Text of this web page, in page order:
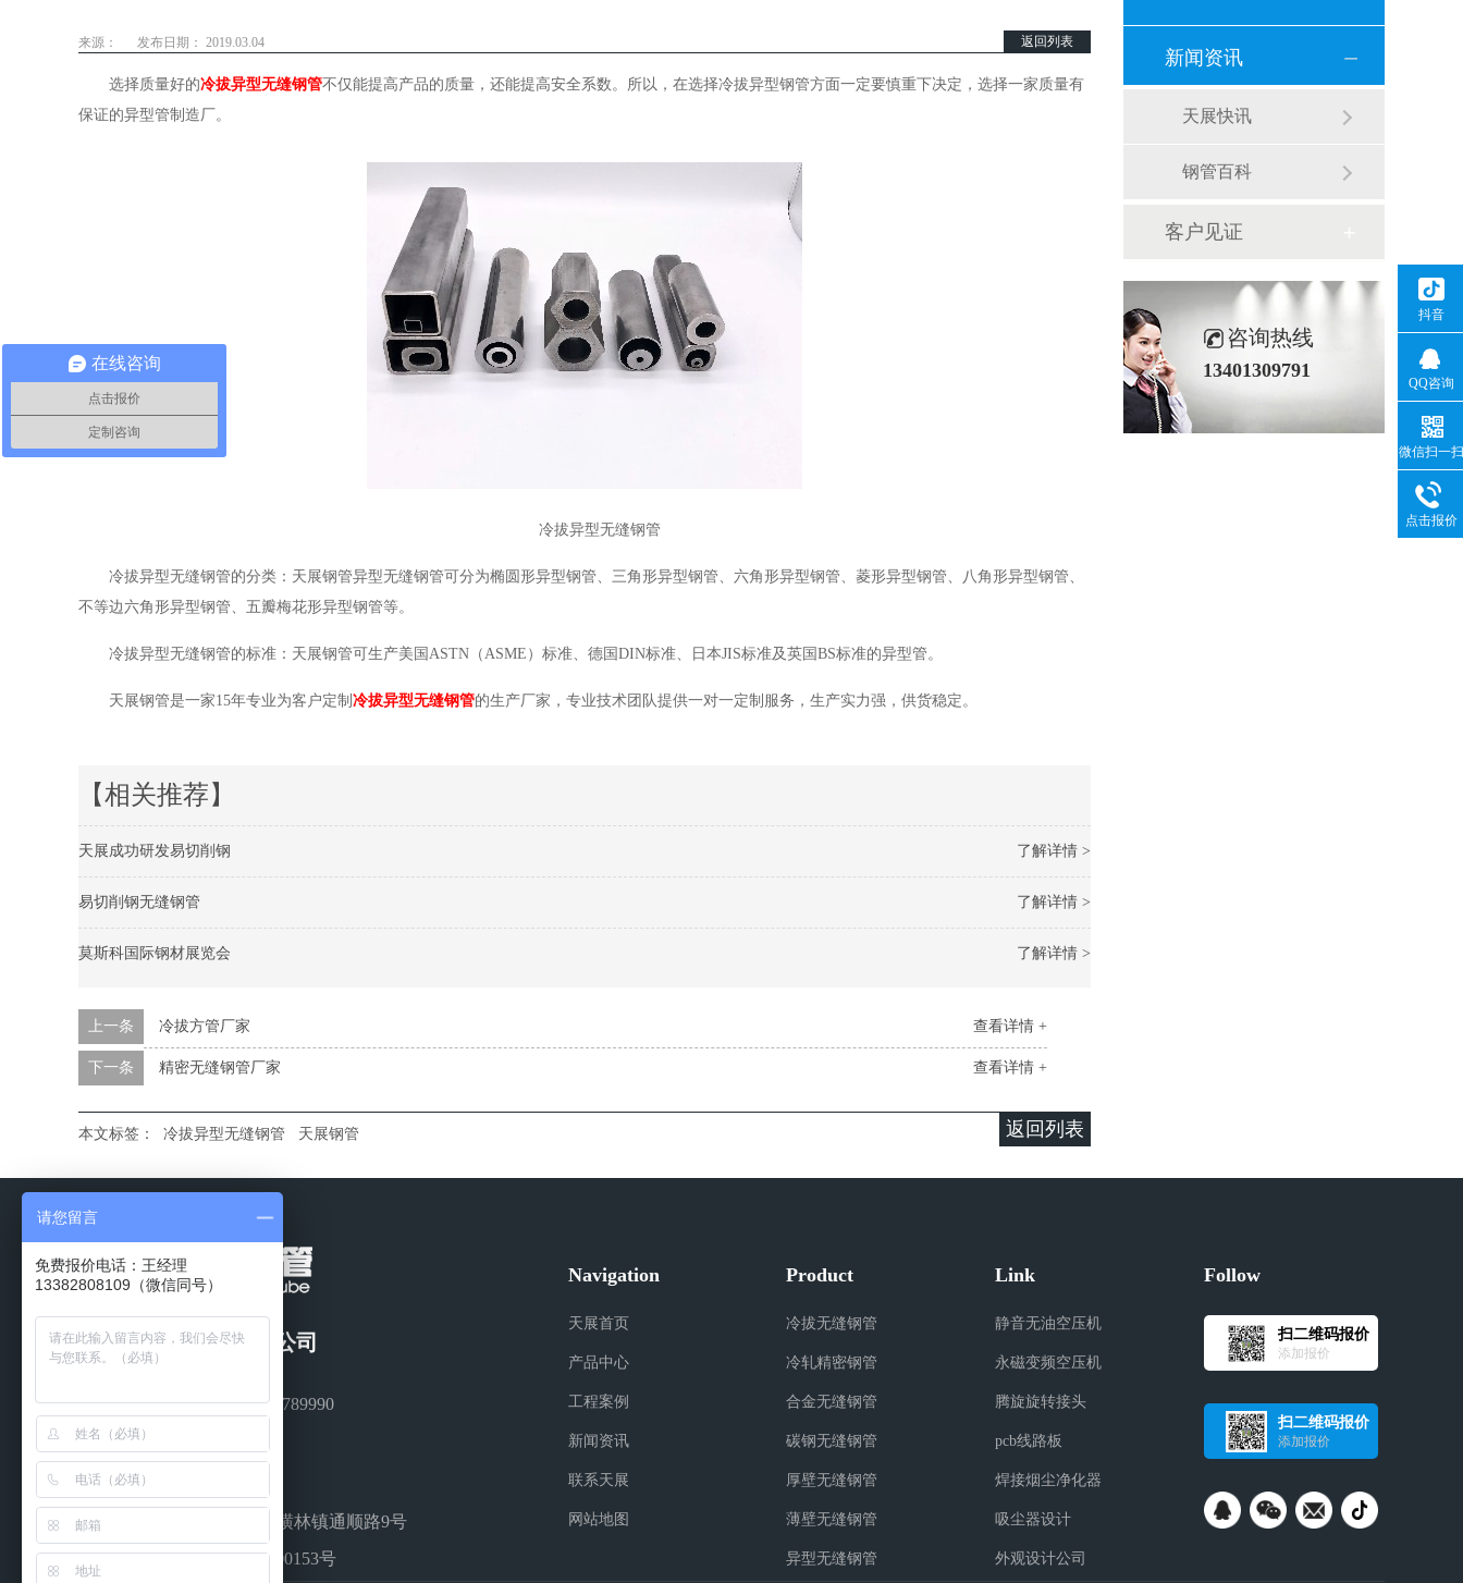
返回列表
来源： 发布日期： 2019.03.04
选择质量好的冷拔异型无缝钢管不仅能提高产品的质量，还能提高安全系数。所以，在选择冷拔异型钢管方面一定要慎重下决定，选择一家质量有
保证的异型管制造厂。
冷拔异型无缝钢管
冷拔异型无缝钢管的分类：天展钢管异型无缝钢管可分为椭圆形异型钢管、三角形异型钢管、六角形异型钢管、菱形异型钢管、八角形异型钢管、
不等边六角形异型钢管、五瓣梅花形异型钢管等。
冷拔异型无缝钢管的标准：天展钢管可生产美国ASTN（ASME）标准、德国DIN标准、日本JIS标准及英国BS标准的异型管。
天展钢管是一家15年专业为客户定制 冷拔异型无缝钢管的生产厂家，专业技术团队提供一对一定制服务，生产实力强，供货稳定。
【相关推荐】
了解详情 >
天展成功研发易切削钢
了解详情 >
易切削钢无缝钢管
了解详情 >
莫斯科国际钢材展览会
查看详情 +
上一条 冷拔方管厂家
查看详情 +
下一条 精密无缝钢管厂家
返回列表
本文标签： 冷拔异型无缝钢管 天展钢管
新闻资讯
天展快讯
钢管百科
客户见证
咨询热线
13401309791
常州市天展钢管有限公司
13401309791 /0519-88789990
0519-88789990
Sunny@tenjan.com
江苏省常州市武进区横林镇通顺路9号
苏公网安备 32040502000153号
Navigation
天展首页
产品中心
工程案例
新闻资讯
联系天展
网站地图
Product
冷拔无缝钢管
冷轧精密钢管
合金无缝钢管
碳钢无缝钢管
厚壁无缝钢管
薄壁无缝钢管
异型无缝钢管
Link
静音无油空压机
永磁变频空压机
腾旋旋转接头
pcb线路板
焊接烟尘净化器
吸尘器设计
外观设计公司
Follow
扫二维码报价
添加报价
扫二维码报价
添加报价
抖音
QQ咨询
微信扫一扫
点击报价
在线咨询
点击报价
定制咨询
请您留言
免费报价电话：王经理
13382808109（微信同号）